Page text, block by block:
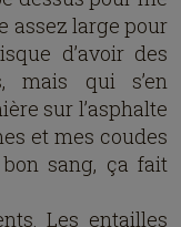
assez large pour
d’avoir des
mais qui s’en
sur l’asphalte
et mes coudes
sang, ça fait
Les entailles